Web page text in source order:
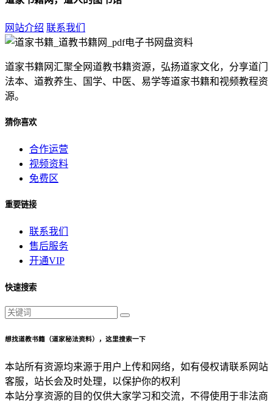
网站介绍 联系我们
道家书籍网汇聚全网道教书籍资源，弘扬道家文化，分享道门
法本、道教养生、国学、中医、易学等道家书籍和视频教程资
源。
猜你喜欢
合作运营
视频资料
免费区
重要链接
联系我们
售后服务
开通VIP
快速搜索
想找道教书籍（道家秘法资料），这里搜索一下
本站所有资源均来源于用户上传和网络，如有侵权请联系网站
客服，站长会及时处理，以保护你的权利
本站分享资源的目的仅供大家学习和交流，不得使用于非法商